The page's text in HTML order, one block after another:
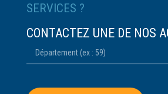
SERVICES ?
CONTACTEZ UNE DE NOS